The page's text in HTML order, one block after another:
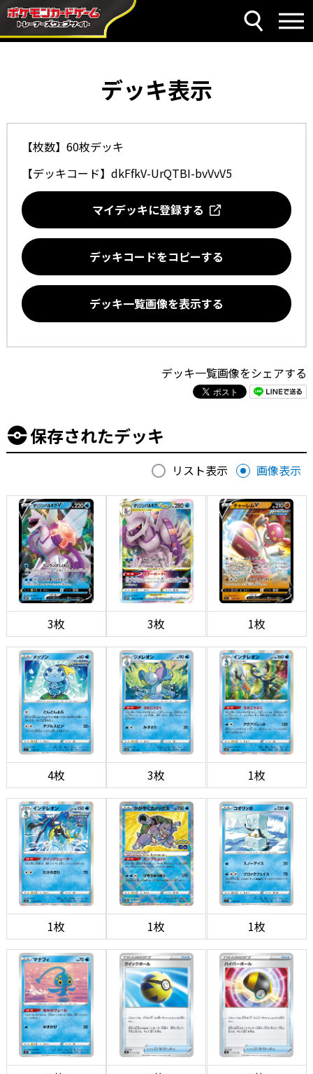
デッキ表示
【枚数】60枚デッキ
【デッキコード】 dkFfkV-UrQTBI-bvVvV5
マイデッキに登録する
デッキコードをコピーする
デッキ一覧画像を表示する
デッキ一覧画像をシェアする
保存されたデッキ
リスト表示 画像表示
3枚 3枚 1枚
4枚 3枚 1枚
1枚 1枚 1枚